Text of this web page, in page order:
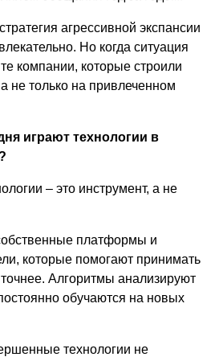
агрессивной экспансии
Но когда ситуация
компании, которые строили
не только на привлеченном
играют технологии в
– это инструмент, а не
платформы и
которые помогают принимать
Алгоритмы анализируют
обучаются на новых
технологии не